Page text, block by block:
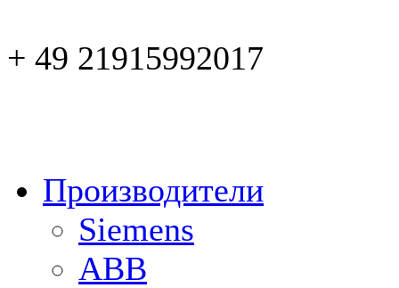
+ 49 21915992017
Производители
Siemens
ABB